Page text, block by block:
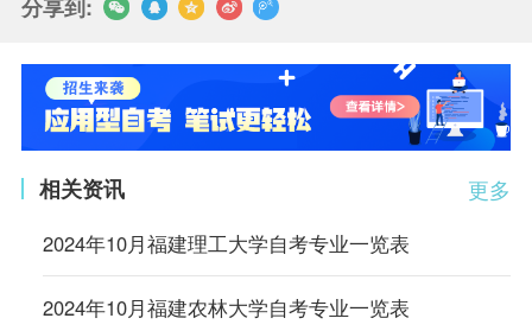
分享到:
更多
相关资讯
2024年10月福建理工大学自考专业一览表
2024年10月福建农林大学自考专业一览表